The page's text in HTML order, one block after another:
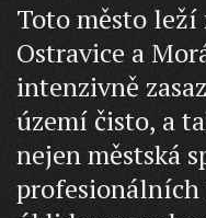
Toto město leží
Ostravice a
intenzivně
území čisto, a
nejen městská
profesionálních